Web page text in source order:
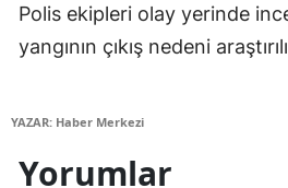
Polis ekipleri olay yerinde
yangının çıkış nedeni
YAZAR: Haber Merkezi
Yorumlar